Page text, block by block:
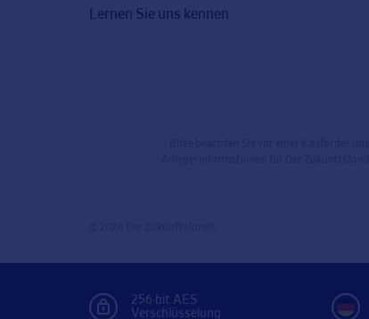
Lernen Sie uns kennen
256 bit AES
Verschlüsselung